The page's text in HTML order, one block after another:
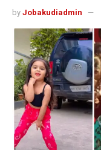
by Jobakudiadmin